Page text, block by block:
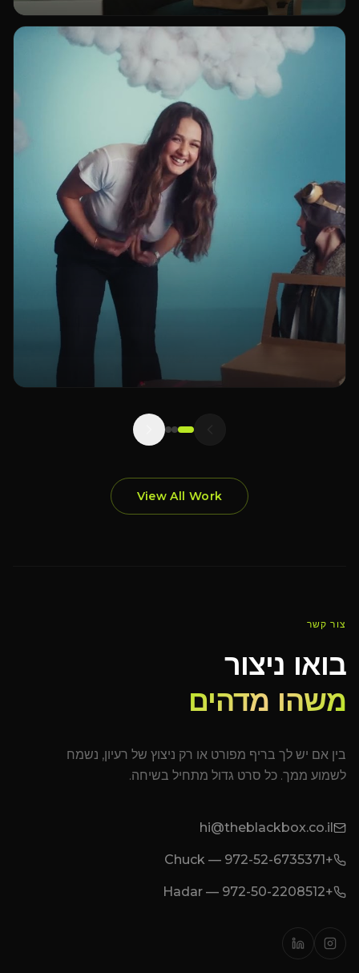
View All Work
צור קשר
בואו ניצור
משהו מדהים
בין אם יש לך בריף מפורט או רק ניצוץ של רעיון, נשמח
לשמוע ממך. כל סרט גדול מתחיל בשיחה.
hi@theblackbox.co.il
+972-52-6735371 — Chuck
+972-50-2208512 — Hadar